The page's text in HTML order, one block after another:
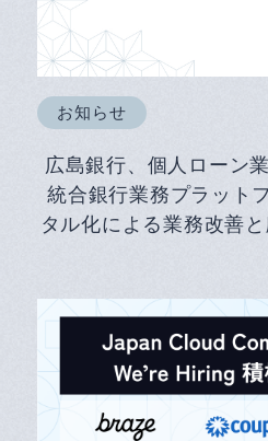
お知らせ
広島銀行、個人ローン
統合銀行業務プラット
タル化による業務改善